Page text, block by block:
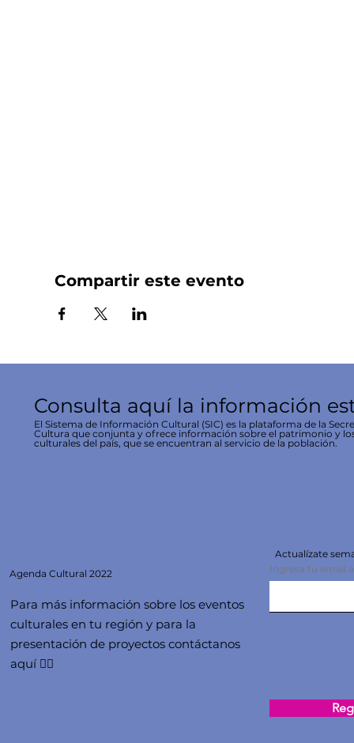
Compartir este evento
Consulta aquí la información
El Sistema de Información Cultural (SIC) es la plataforma de la
Cultura que conjunta y ofrece información sobre el patrimonio y
culturales del país, que se encuentran al servicio de la población.
Agenda Cultural 2022
Para más información sobre los eventos
culturales en tu región y para la
presentación de proyectos contáctanos
aquí 👇🏻
Actualízate
Ingresa tu email